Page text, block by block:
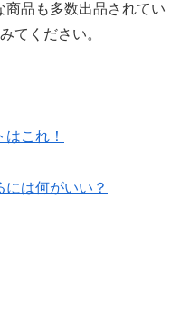
品も多数出品されてい
てください。
これ！
は何がいい？